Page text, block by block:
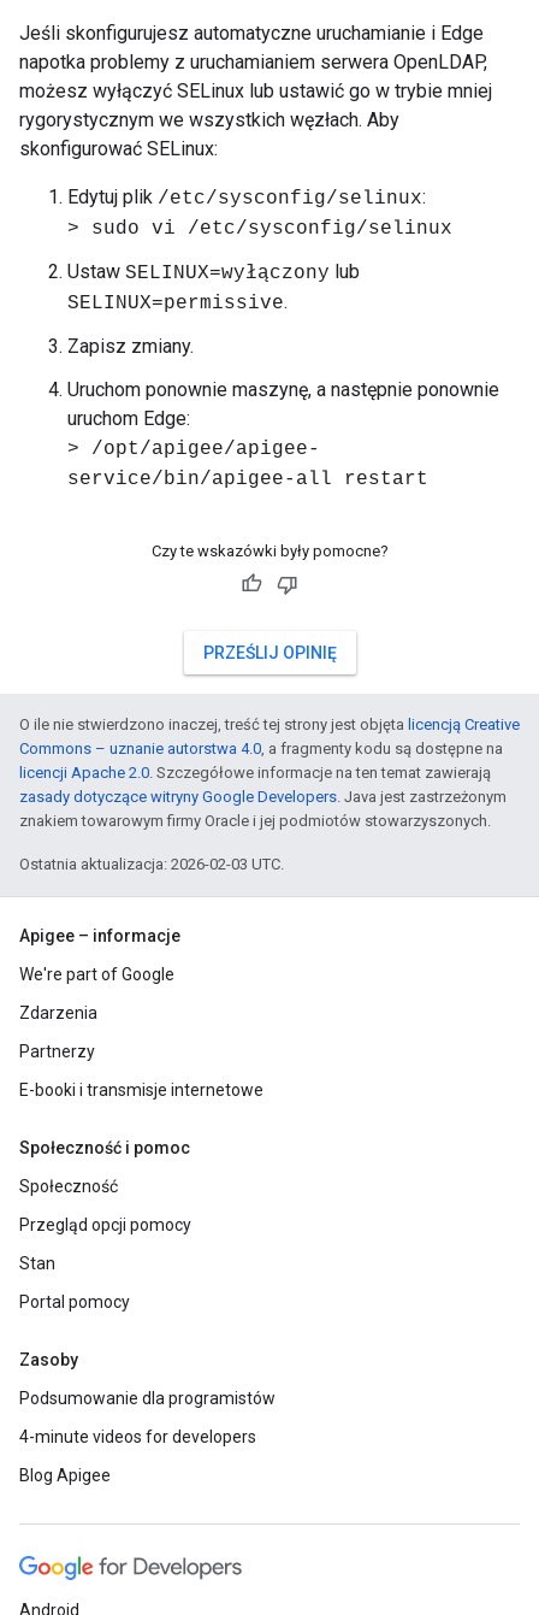
Jeśli skonfigurujesz automatyczne uruchamianie i Edge
napotka problemy z uruchamianiem serwera OpenLDAP,
możesz wyłączyć SELinux lub ustawić go w trybie mniej
rygorystycznym we wszystkich węzłach. Aby
skonfigurować SELinux:
Edytuj plik /etc/sysconfig/selinux:
> sudo vi /etc/sysconfig/selinux
Ustaw SELINUX=wyłączony lub
SELINUX=permissive.
Zapisz zmiany.
Uruchom ponownie maszynę, a następnie ponownie
uruchom Edge:
> /opt/apigee/apigee-
service/bin/apigee-all restart
Czy te wskazówki były pomocne?
PRZEŚLIJ OPINIĘ
O ile nie stwierdzono inaczej, treść tej strony jest objęta licencją Creative
Commons – uznanie autorstwa 4.0, a fragmenty kodu są dostępne na
licencji Apache 2.0. Szczegółowe informacje na ten temat zawierają
zasady dotyczące witryny Google Developers. Java jest zastrzeżonym
znakiem towarowym firmy Oracle i jej podmiotów stowarzyszonych.
Ostatnia aktualizacja: 2026-02-03 UTC.
Apigee – informacje
We're part of Google
Zdarzenia
Partnerzy
E-booki i transmisje internetowe
Społeczność i pomoc
Społeczność
Przegląd opcji pomocy
Stan
Portal pomocy
Zasoby
Podsumowanie dla programistów
4-minute videos for developers
Blog Apigee
Android